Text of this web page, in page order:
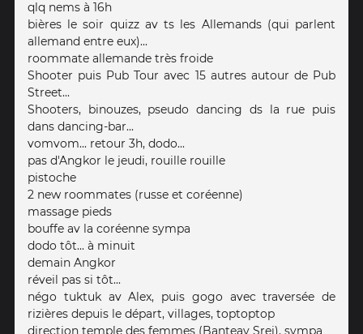
qlq nems à 16h
bières le soir quizz av ts les Allemands (qui parlent
allemand entre eux)...
roommate allemande très froide
Shooter puis Pub Tour avec 15 autres autour de Pub
Street...
Shooters, binouzes, pseudo dancing ds la rue puis
dans dancing-bar...
vomvom... retour 3h, dodo...
pas d'Angkor le jeudi, rouille rouille
pistoche
2 new roommates (russe et coréenne)
massage pieds
bouffe av la coréenne sympa
dodo tôt... à minuit
demain Angkor
réveil pas si tôt...
négo tuktuk av Alex, puis gogo avec traversée de
rizières depuis le départ, villages, toptoptop
direction temple des femmes (Banteay Srei), sympa